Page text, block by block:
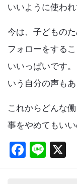
いいように使わ
今は、子どもの
フォローをする
いいっぱいです
いう自分の声もあ
これからどんな
事をやめてもい
F
a
Li
n